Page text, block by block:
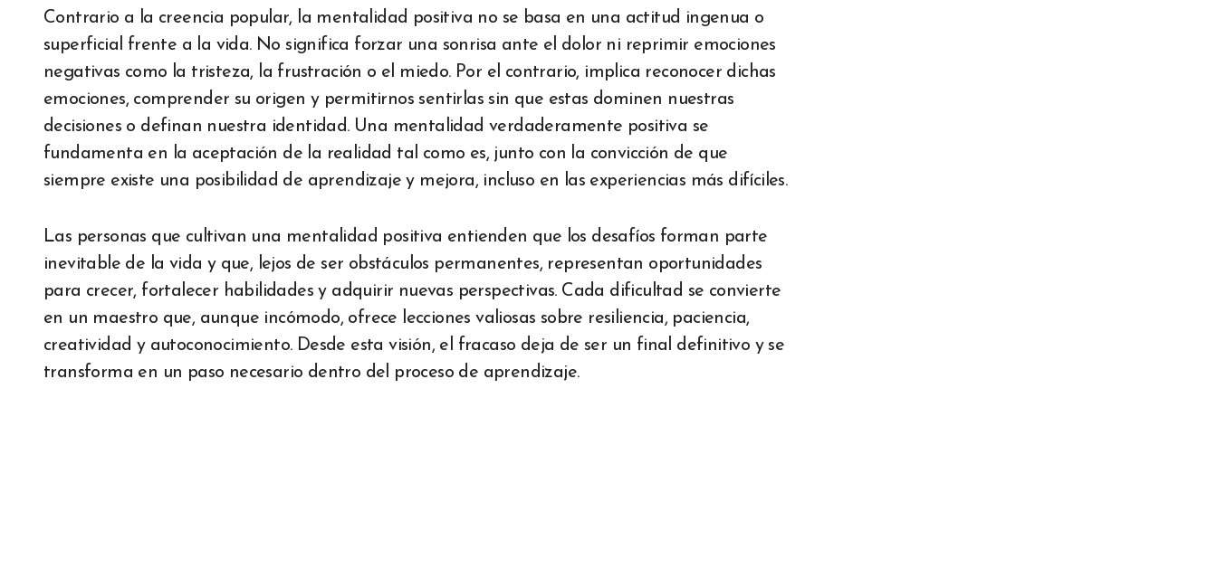
Contrario a la creencia popular, la mentalidad positiva no se basa en una actitud ingenua o
superficial frente a la vida. No significa forzar una sonrisa ante el dolor ni reprimir emociones
negativas como la tristeza, la frustración o el miedo. Por el contrario, implica reconocer dichas
emociones, comprender su origen y permitirnos sentirlas sin que estas dominen nuestras
decisiones o definan nuestra identidad. Una mentalidad verdaderamente positiva se
fundamenta en la aceptación de la realidad tal como es, junto con la convicción de que
siempre existe una posibilidad de aprendizaje y mejora, incluso en las experiencias más difíciles.
Las personas que cultivan una mentalidad positiva entienden que los desafíos forman parte
inevitable de la vida y que, lejos de ser obstáculos permanentes, representan oportunidades
para crecer, fortalecer habilidades y adquirir nuevas perspectivas. Cada dificultad se convierte
en un maestro que, aunque incómodo, ofrece lecciones valiosas sobre resiliencia, paciencia,
creatividad y autoconocimiento. Desde esta visión, el fracaso deja de ser un final definitivo y se
transforma en un paso necesario dentro del proceso de aprendizaje.